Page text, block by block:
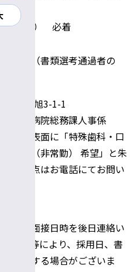
日（金） 必着
接試験（書類選考通過者の
松本市旭3-1-1
部附属病院総務課人事係
封筒の表⾯に「特殊⻭科・⼝
佐員（⾮常勤） 希望」と朱
不明な点はお電話にてお問い
果及び⾯接日時を後日連絡い
募状況等により、採用日、書
を変更する場合がございま